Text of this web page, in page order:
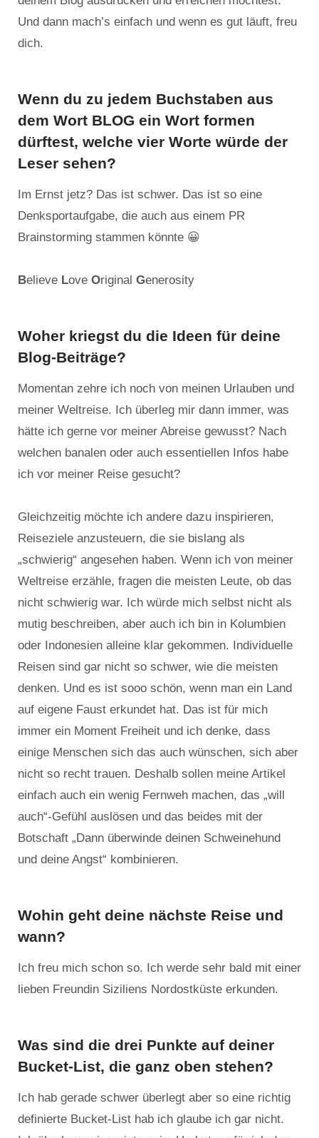
Und dann mach’s einfach und wenn es gut läuft, freu
dich.
Wenn du zu jedem Buchstaben aus
dem Wort BLOG ein Wort formen
dürftest, welche vier Worte würde der
Leser sehen?
Im Ernst jetz? Das ist schwer. Das ist so eine
Denksportaufgabe, die auch aus einem PR
Brainstorming stammen könnte 😀
Believe Love Original Generosity
Woher kriegst du die Ideen für deine
Blog-Beiträge?
Momentan zehre ich noch von meinen Urlauben und
meiner Weltreise. Ich überleg mir dann immer, was
hätte ich gerne vor meiner Abreise gewusst? Nach
welchen banalen oder auch essentiellen Infos habe
ich vor meiner Reise gesucht?
Gleichzeitig möchte ich andere dazu inspirieren,
Reiseziele anzusteuern, die sie bislang als
„schwierig“ angesehen haben. Wenn ich von meiner
Weltreise erzähle, fragen die meisten Leute, ob das
nicht schwierig war. Ich würde mich selbst nicht als
mutig beschreiben, aber auch ich bin in Kolumbien
oder Indonesien alleine klar gekommen. Individuelle
Reisen sind gar nicht so schwer, wie die meisten
denken. Und es ist sooo schön, wenn man ein Land
auf eigene Faust erkundet hat. Das ist für mich
immer ein Moment Freiheit und ich denke, dass
einige Menschen sich das auch wünschen, sich aber
nicht so recht trauen. Deshalb sollen meine Artikel
einfach auch ein wenig Fernweh machen, das „will
auch“-Gefühl auslösen und das beides mit der
Botschaft „Dann überwinde deinen Schweinehund
und deine Angst“ kombinieren.
Wohin geht deine nächste Reise und
wann?
Ich freu mich schon so. Ich werde sehr bald mit einer
lieben Freundin Siziliens Nordostküste erkunden.
Was sind die drei Punkte auf deiner
Bucket-List, die ganz oben stehen?
Ich hab gerade schwer überlegt aber so eine richtig
definierte Bucket-List hab ich glaube ich gar nicht.